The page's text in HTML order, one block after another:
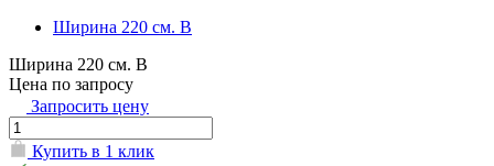
Ширина 220 см. В
Ширина 220 см. В
Цена по запросу
Запросить цену
Купить в 1 клик